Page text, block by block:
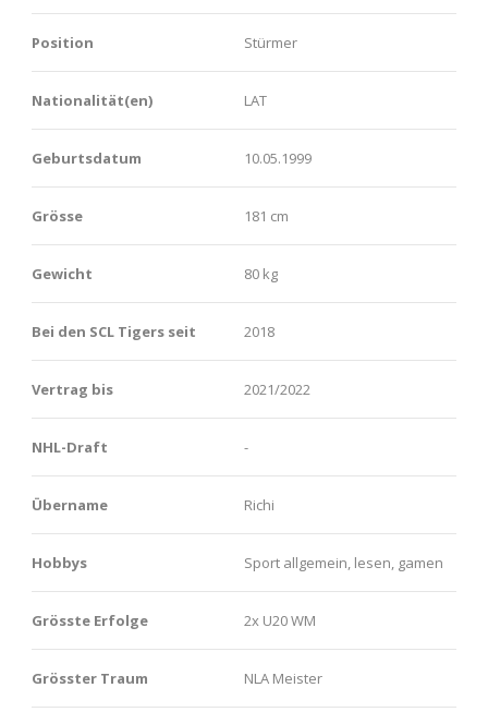
Position Stürmer
Nationalität(en) LAT
Geburtsdatum 10.05.1999
Grösse 181 cm
Gewicht 80 kg
Bei den SCL Tigers seit 2018
Vertrag bis 2021/2022
NHL-Draft -
Übername Richi
Hobbys Sport allgemein, lesen, gamen
Grösste Erfolge 2x U20 WM
Grösster Traum NLA Meister